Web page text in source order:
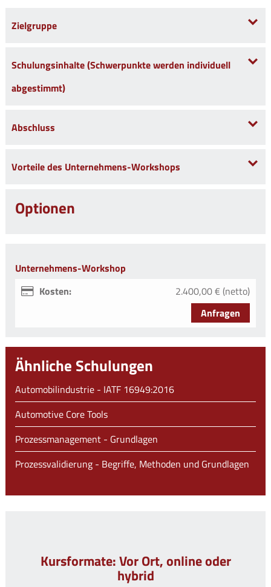
Zielgruppe
Schulungsinhalte (Schwerpunkte werden individuell
abgestimmt)
Abschluss
Vorteile des Unternehmens-Workshops
Optionen
Unternehmens-Workshop
Kosten:
2.400,00 € (netto)
Anfragen
Ähnliche Schulungen
Automobilindustrie - IATF 16949:2016
Automotive Core Tools
Prozessmanagement - Grundlagen
Prozessvalidierung - Begriffe, Methoden und Grundlagen
Kursformate: Vor Ort, online oder
hybrid